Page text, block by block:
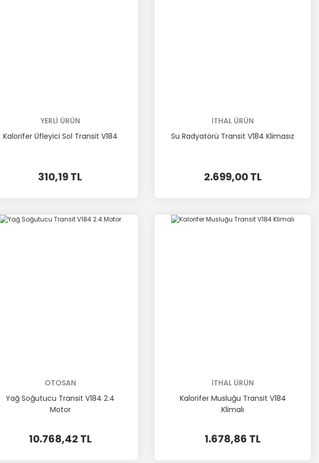
YERLİ ÜRÜN
Kalorifer Üfleyici Sol Transit V184
310,19 TL
İTHAL ÜRÜN
Su Radyatörü Transit V184 Klimasız
2.699,00 TL
OTOSAN
Yağ Soğutucu Transit V184 2.4
Motor
10.768,42 TL
İTHAL ÜRÜN
Kalorifer Musluğu Transit V184
Klimalı
1.678,86 TL